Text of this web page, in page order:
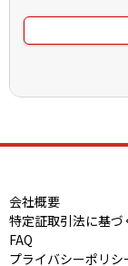
会社概要
特定証取引法に基づ
FAQ
プライバシーポリシ